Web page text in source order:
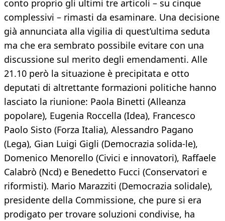
conto proprio gli ultimi tre articoli – su cinque
complessivi – rimasti da esaminare. Una decisione
già annunciata alla vigilia di quest’ultima seduta
ma che era sembrato possibile evitare con una
discussione sul merito degli emendamenti. Alle
21.10 però la situazione è precipitata e otto
deputati di altrettante formazioni politiche hanno
lasciato la riunione: Paola Binetti (Alleanza
popolare), Eugenia Roccella (Idea), Francesco
Paolo Sisto (Forza Italia), Alessandro Pagano
(Lega), Gian Luigi Gigli (Democrazia solida-le),
Domenico Menorello (Civici e innovatori), Raffaele
Calabrò (Ncd) e Benedetto Fucci (Conservatori e
riformisti). Mario Marazziti (Democrazia solidale),
presidente della Commissione, che pure si era
prodigato per trovare soluzioni condivise, ha